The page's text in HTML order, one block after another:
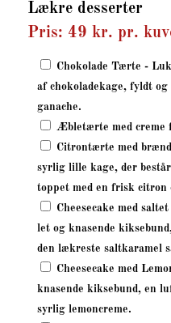
Lækre desserter
Pris: 49 kr. pr.
Chokolade Tærte -
af chokoladekage, fyldt og
ganache.
Æbletærte med creme
Citrontærte med
syrlig lille kage, der
toppet med en frisk citron
Cheesecake med
let og knasende
den lækreste saltkaramel
Cheesecake med
knasende kiksebund, en
syrlig lemoncreme.